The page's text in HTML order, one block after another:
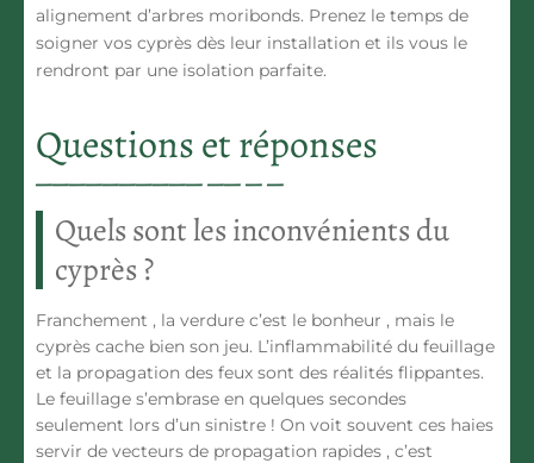
alignement d’arbres moribonds. Prenez le temps de
soigner vos cyprès dès leur installation et ils vous le
rendront par une isolation parfaite.
Questions et réponses
Quels sont les inconvénients du
cyprès ?
Franchement , la verdure c’est le bonheur , mais le
cyprès cache bien son jeu. L’inflammabilité du feuillage
et la propagation des feux sont des réalités flippantes.
Le feuillage s’embrase en quelques secondes
seulement lors d’un sinistre ! On voit souvent ces haies
servir de vecteurs de propagation rapides , c’est